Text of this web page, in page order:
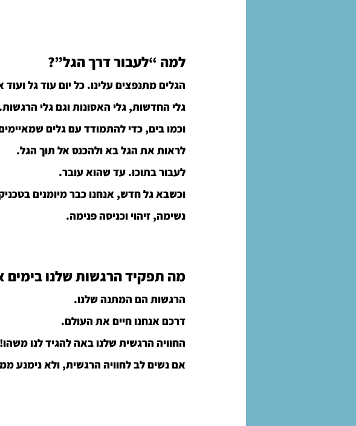
למה “לעבור דרך הגל”?
הגלים מתנפצים עלינו. כל יום עוד גל
גלי החדשות, גלי האסונות וגם גלי הרגשות.
וכמו בים, כדי להתמודד עם גלים
לראות את הגל בא ולהכנס אל תוך הגל.
לעבור בתוכו. עד שהוא עובר.
וכשבא גל חדש, אנחנו כבר מיומנים
נשימה, זיהוי וכניסה פנימה.
מה תפקיד הרגשות שלנו בימים
הרגשות הם המתנה שלנו.
דרכם אנחנו חיים את העולם.
החוויה הרגשית שלנו באה להגיד לנו משהו!
אם נשים לב לחוויה הרגשית, ולא נימנע